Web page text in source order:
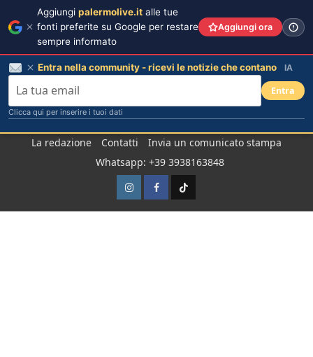
La redazione Contatti
Invia un comunicato stampa
Whatsapp: +39 3938163848
InstagramFacebook
TikTok
Aggiungi palermolive.it alle tue
fonti preferite su Google per restare
sempre informato
Aggiungi ora
Entra nella community - ricevi le notizie che contano IA
Entra
Clicca qui per inserire i tuoi dati